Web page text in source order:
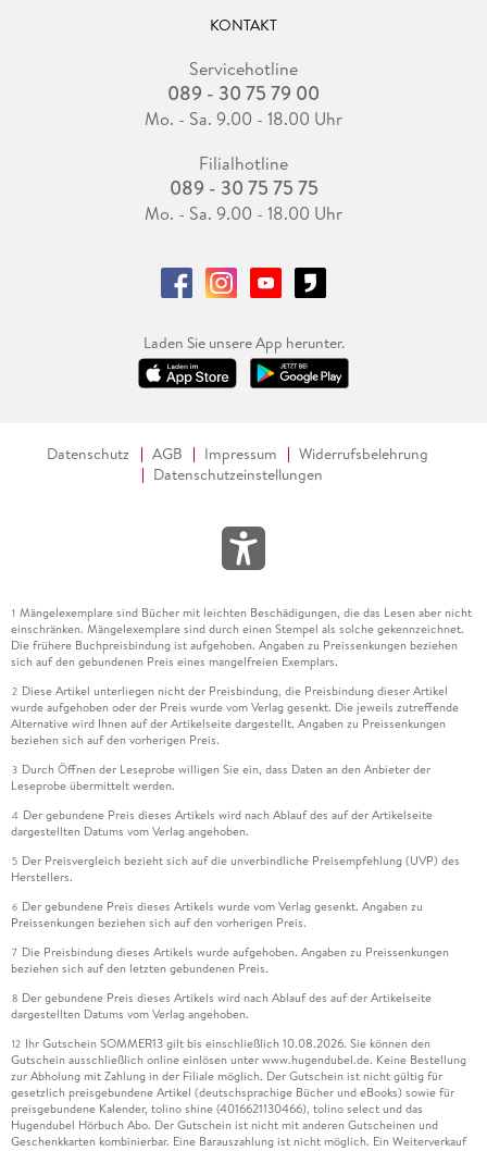
KONTAKT
Servicehotline
089 - 30 75 79 00
Mo. - Sa. 9.00 - 18.00 Uhr
Filialhotline
089 - 30 75 75 75
Mo. - Sa. 9.00 - 18.00 Uhr
Laden Sie unsere App herunter.
Datenschutz AGB Impressum
Widerrufsbelehrung
Datenschutzeinstellungen
1 Mängelexemplare sind Bücher mit leichten Beschädigungen, die das Lesen aber nicht
einschränken. Mängelexemplare sind durch einen Stempel als solche gekennzeichnet.
Die frühere Buchpreisbindung ist aufgehoben. Angaben zu Preissenkungen beziehen
sich auf den gebundenen Preis eines mangelfreien Exemplars.
2 Diese Artikel unterliegen nicht der Preisbindung, die Preisbindung dieser Artikel
wurde aufgehoben oder der Preis wurde vom Verlag gesenkt. Die jeweils zutreffende
Alternative wird Ihnen auf der Artikelseite dargestellt. Angaben zu Preissenkungen
beziehen sich auf den vorherigen Preis.
3 Durch Öffnen der Leseprobe willigen Sie ein, dass Daten an den Anbieter der
Leseprobe übermittelt werden.
4 Der gebundene Preis dieses Artikels wird nach Ablauf des auf der Artikelseite
dargestellten Datums vom Verlag angehoben.
5 Der Preisvergleich bezieht sich auf die unverbindliche Preisempfehlung (UVP) des
Herstellers.
6 Der gebundene Preis dieses Artikels wurde vom Verlag gesenkt. Angaben zu
Preissenkungen beziehen sich auf den vorherigen Preis.
7 Die Preisbindung dieses Artikels wurde aufgehoben. Angaben zu Preissenkungen
beziehen sich auf den letzten gebundenen Preis.
8 Der gebundene Preis dieses Artikels wird nach Ablauf des auf der Artikelseite
dargestellten Datums vom Verlag angehoben.
12 Ihr Gutschein SOMMER13 gilt bis einschließlich 10.08.2026. Sie können den
Gutschein ausschließlich online einlösen unter www.hugendubel.de. Keine Bestellung
zur Abholung mit Zahlung in der Filiale möglich. Der Gutschein ist nicht gültig für
gesetzlich preisgebundene Artikel (deutschsprachige Bücher und eBooks) sowie für
preisgebundene Kalender, tolino shine (4016621130466), tolino select und das
Hugendubel Hörbuch Abo. Der Gutschein ist nicht mit anderen Gutscheinen und
Geschenkkarten kombinierbar. Eine Barauszahlung ist nicht möglich. Ein Weiterverkauf